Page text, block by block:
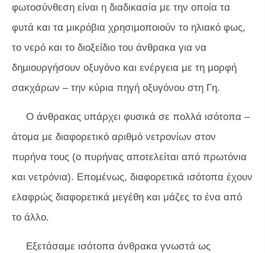
φωτοσύνθεση είναι η διαδικασία με την οποία τα
φυτά και τα μικρόβια χρησιμοποιούν το ηλιακό φως,
το νερό και το διοξείδιο του άνθρακα για να
δημιουργήσουν οξυγόνο και ενέργεια με τη μορφή
σακχάρων – την κύρια πηγή οξυγόνου στη Γη.
Ο άνθρακας υπάρχει φυσικά σε πολλά ισότοπα –
άτομα με διαφορετικό αριθμό νετρονίων στον
πυρήνα τους (ο πυρήνας αποτελείται από πρωτόνια
και νετρόνια). Επομένως, διαφορετικά ισότοπα έχουν
ελαφρώς διαφορετικά μεγέθη και μάζες το ένα από
το άλλο.
Εξετάσαμε ισότοπα άνθρακα γνωστά ως